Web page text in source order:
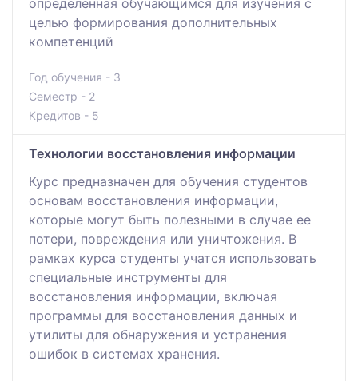
целью формирования дополнительных
компетенций
Год обучения - 3
Семестр - 2
Кредитов - 5
Технологии восстановления информации
Курс предназначен для обучения студентов
основам восстановления информации,
которые могут быть полезными в случае ее
потери, повреждения или уничтожения. В
рамках курса студенты учатся использовать
специальные инструменты для
восстановления информации, включая
программы для восстановления данных и
утилиты для обнаружения и устранения
ошибок в системах хранения.